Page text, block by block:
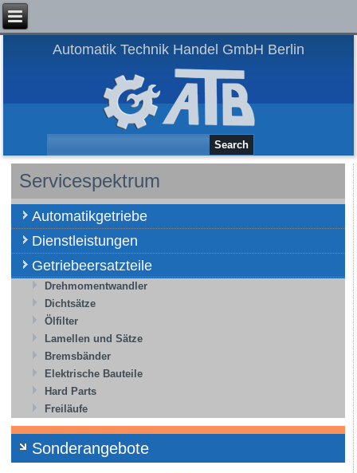
Automatik Technik Handel GmbH Berlin
Servicespektrum
Automatikgetriebe
Dienstleistungen
Getriebeersatzteile
Drehmomentwandler
Dichtsätze
Ölfilter
Lamellen und Sätze
Bremsbänder
Elektrische Bauteile
Hard Parts
Freiläufe
Sonderangebote